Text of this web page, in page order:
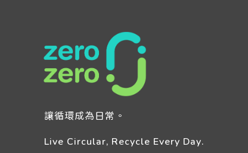
讓循環成為日常。
Live Circular, Recycle Every Day.